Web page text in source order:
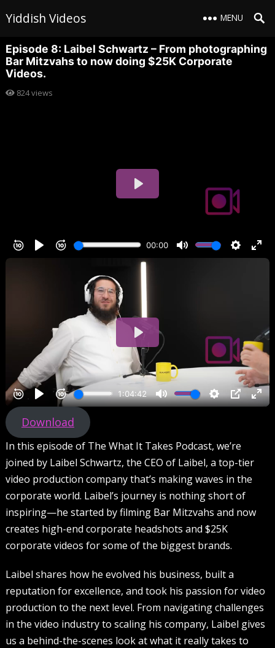
Yiddish Videos MENU
Episode 8: Laibel Schwartz – From photographing
Bar Mitzvahs to now doing $25K Corporate
Videos.
824views
Download
In this episode of The What It Takes Podcast, we’re
joined by Laibel Schwartz, the CEO of Laibel, a top-tier
video production company that’s making waves in the
corporate world. Laibel’s journey is nothing short of
inspiring—he started by filming Bar Mitzvahs and now
creates high-end corporate headshots and $25K
corporate videos for some of the biggest brands.
Laibel shares how he evolved his business, built a
reputation for excellence, and took his passion for video
production to the next level. From navigating challenges
in the video industry to scaling his company, Laibel gives
us a behind-the-scenes look at what it really takes to